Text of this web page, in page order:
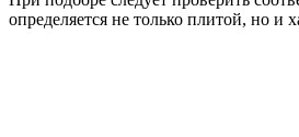
определяется не только плитой, но и